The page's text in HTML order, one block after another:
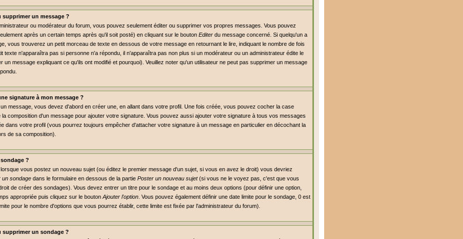
un message ?
ou modérateur du forum, vous pouvez seulement éditer ou supprimer vos propres messages. Vous pouvez
après un certain temps après qu'il soit posté) en cliquant sur le bouton Editer du message concerné. Si quelqu'un a
vous trouverez un petit morceau de texte en dessous de votre message en retournant le lire, indiquant le nombre de fois
texte n'apparaîtra pas si personne n'a répondu, il n'apparaîtra pas non plus si un modérateur ou un administrateur édite le
un message expliquant ce qu'ils ont modifié et pourquoi). Veuillez noter qu'un utilisateur ne peut pas supprimer un message
signature à mon message ?
message, vous devez d'abord en créer une, en allant dans votre profil. Une fois créée, vous pouvez cocher la case
la composition d'un message pour ajouter votre signature. Vous pouvez aussi ajouter votre signature à tous vos messages
dans votre profil (vous pourrez toujours empêcher d'attacher votre signature à un message en particulier en décochant la
de sa composition).
?
vous postez un nouveau sujet (ou éditez le premier message d'un sujet, si vous en avez le droit) vous devriez
un sondage dans le formulaire en dessous de la partie Poster un nouveau sujet(si vous ne le voyez pas, c'est que vous
de créer des sondages). Vous devez entrer un titre pour le sondage et au moins deux options (pour définir une option,
appropriée puis cliquez sur le bouton Ajouter l'option . Vous pouvez également définir une date limite pour le sondage, 0 est
pour le nombre d'options que vous pourrez établir, cette limite est fixée par l'administrateur du forum).
supprimer un sondage ?